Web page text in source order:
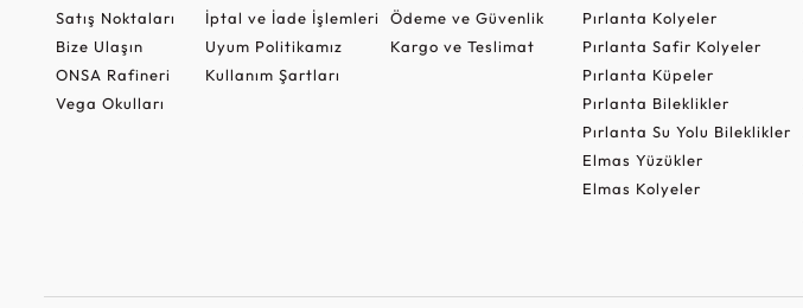
Satış Noktaları
Bize Ulaşın
ONSA Rafineri
Vega Okulları
İptal ve İade İşlemleri
Uyum Politikamız
Kullanım Şartları
Ödeme ve Güvenlik
Kargo ve Teslimat
Pırlanta Kolyeler
Pırlanta Safir Kolyeler
Pırlanta Küpeler
Pırlanta Bileklikler
Pırlanta Su Yolu Bileklikler
Elmas Yüzükler
Elmas Kolyeler